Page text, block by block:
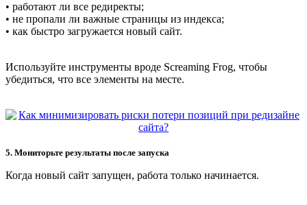
• работают ли все редиректы;
• не пропали ли важные страницы из индекса;
• как быстро загружается новый сайт.
Используйте инструменты вроде Screaming Frog, чтобы
убедиться, что все элементы на месте.
5. Мониторьте результаты после запуска
Когда новый сайт запущен, работа только начинается.